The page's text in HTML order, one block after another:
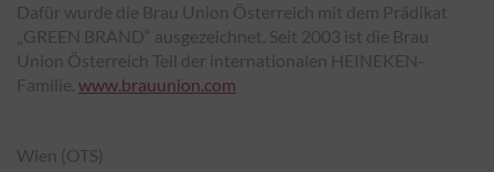
Dafür wurde die Brau Union Österreich mit dem Prädikat
„GREEN BRAND“ ausgezeichnet. Seit 2003 ist die Brau
Union Österreich Teil der internationalen HEINEKEN-
Familie. www.brauunion.com
Wien (OTS)